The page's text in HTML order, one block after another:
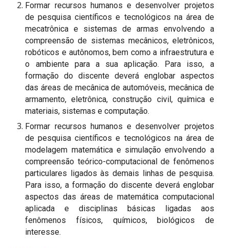
Formar recursos humanos e desenvolver projetos
de pesquisa científicos e tecnológicos na área de
mecatrônica e sistemas de armas envolvendo a
compreensão de sistemas mecânicos, eletrônicos,
robóticos e autônomos, bem como a infraestrutura e
o ambiente para a sua aplicação. Para isso, a
formação do discente deverá englobar aspectos
das áreas de mecânica de automóveis, mecânica de
armamento, eletrônica, construção civil, química e
materiais, sistemas e computação.
Formar recursos humanos e desenvolver projetos
de pesquisa científicos e tecnológicos na área de
modelagem matemática e simulação envolvendo a
compreensão teórico-computacional de fenômenos
particulares ligados às demais linhas de pesquisa.
Para isso, a formação do discente deverá englobar
aspectos das áreas de matemática computacional
aplicada e disciplinas básicas ligadas aos
fenômenos físicos, químicos, biológicos de
interesse.